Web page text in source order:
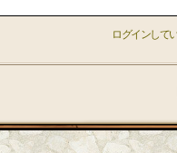
ログインして